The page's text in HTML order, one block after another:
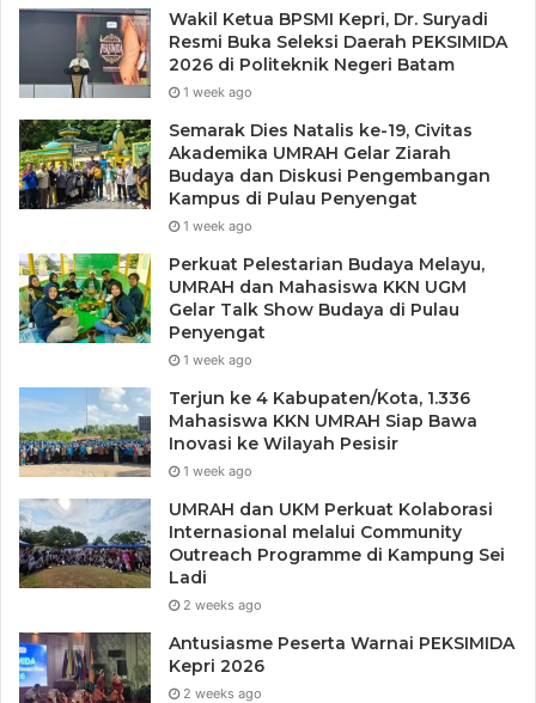
Wakil Ketua BPSMI Kepri, Dr. Suryadi
Resmi Buka Seleksi Daerah PEKSIMIDA
2026 di Politeknik Negeri Batam
1 week ago
Semarak Dies Natalis ke-19, Civitas
Akademika UMRAH Gelar Ziarah
Budaya dan Diskusi Pengembangan
Kampus di Pulau Penyengat
1 week ago
Perkuat Pelestarian Budaya Melayu,
UMRAH dan Mahasiswa KKN UGM
Gelar Talk Show Budaya di Pulau
Penyengat
1 week ago
Terjun ke 4 Kabupaten/Kota, 1.336
Mahasiswa KKN UMRAH Siap Bawa
Inovasi ke Wilayah Pesisir
1 week ago
UMRAH dan UKM Perkuat Kolaborasi
Internasional melalui Community
Outreach Programme di Kampung Sei
Ladi
2 weeks ago
Antusiasme Peserta Warnai PEKSIMIDA
Kepri 2026
2 weeks ago